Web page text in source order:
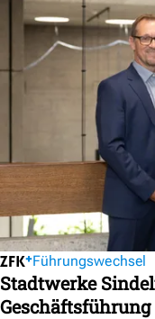
Führungswechsel
Stadtwerke